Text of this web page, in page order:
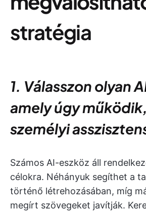
stratégia
1. Válasszon olyan
amely úgy
személyi
Számos AI-eszköz áll
célokra. Néhányuk segíthet a
történő létrehozásában, míg
megírt szövegeket javítják.